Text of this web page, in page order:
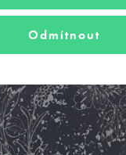
Odmítnout